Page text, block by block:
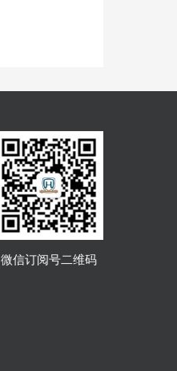
微信订阅号二维码